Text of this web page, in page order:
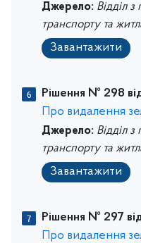
Джерело: Відділ
транспорту та
Завантажити
Рішення № 298
Про видалення
Джерело: Відділ
транспорту та
Завантажити
Рішення № 297
Про видалення